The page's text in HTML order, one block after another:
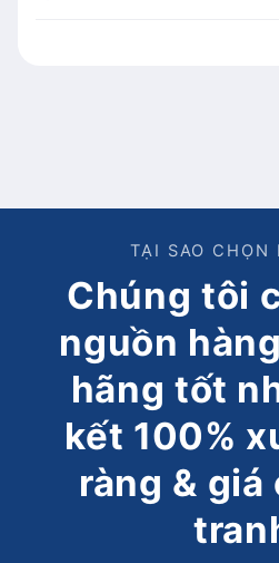
TẠI SAO CHỌN
Chúng tôi
nguồn
hãng tốt
kết 100%
ràng & giá